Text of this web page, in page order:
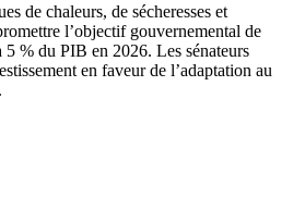
de chaleurs, de sécheresses et
l’objectif gouvernemental de
% du PIB en 2026. Les sénateurs
en faveur de l’adaptation au